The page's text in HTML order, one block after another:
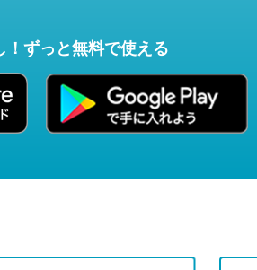
！ずっと無料で使える